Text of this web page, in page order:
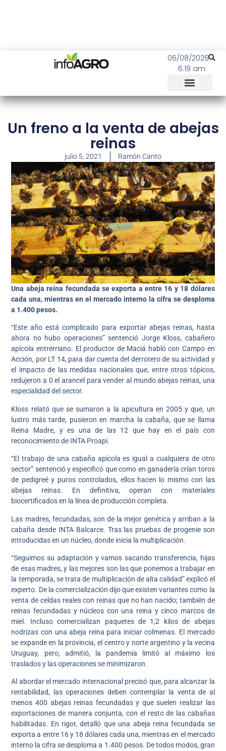
06/08/2026
6:19 am
Un freno a la venta de abejas
reinas
julio 5, 2021 Ramón Canto
Una abeja reina fecundada se exporta a entre 16 y 18 dólares
cada una, mientras en el mercado interno la cifra se desploma
a 1.400 pesos.
“Este año está complicado para exportar abejas reinas, hasta
ahora no hubo operaciones” sentenció Jorge Kloss, cabañero
apícola entrerriano. El productor de Maciá habló con Campo en
Acción, por LT 14, para dar cuenta del derrotero de su actividad y
el impacto de las medidas nacionales que, entre otros tópicos,
redujeron a 0 el arancel para vender al mundo abejas reinas, una
especialidad del sector.
Kloss relató que se sumaron a la apicultura en 2005 y que, un
lustro más tarde, pusieron en marcha la cabaña, que se llama
Reina Madre, y es una de las 12 que hay en el país con
reconocimiento de INTA Proapi.
“El trabajo de una cabaña apícola es igual a cualquiera de otro
sector” sentenció y especificó que como en ganadería crían toros
de pedigreé y puros controlados, ellos hacen lo mismo con las
abejas reinas. En definitiva, operan con materiales
biocertificados en la línea de producción completa.
Las madres, fecundadas, son de la mejor genética y arriban a la
cabaña desde INTA Balcarce. Tras las pruebas de progenie son
introducidas en un núcleo, donde inicia la multiplicación.
“Seguimos su adaptación y vamos sacando transferencia, hijas
de esas madres, y las mejores son las que ponemos a trabajar en
la temporada, se trata de multiplicación de alta calidad” explicó el
experto. De la comercialización dijo que existen variantes como la
venta de celdas reales con reinas que no han nacido; también de
reinas fecundadas y núcleos con una reina y cinco marcos de
miel. Incluso comercializan paquetes de 1,2 kilos de abejas
nodrizas con una abeja reina para iniciar colmenas. El mercado
se expande en la provincia, el centro y norte argentino y la vecina
Uruguay, pero, admitió, la pandemia limitó al máximo los
traslados y las operaciones se minimizaron.
Al abordar el mercado internacional precisó que, para alcanzar la
rentabilidad, las operaciones deben contemplar la venta de al
menos 400 abejas reinas fecundadas y que suelen realizar las
exportaciones de manera conjunta, con el resto de las cabañas
habilitadas. En rigor, detalló que una abeja reina fecundada se
exporta a entre 16 y 18 dólares cada una, mientras en el mercado
interno la cifra se desploma a 1.400 pesos. De todos modos, gran